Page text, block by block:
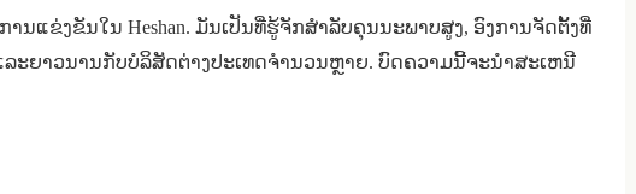
ການແຂ່ງຂັນໃນ Heshan. ມັນເປັນທີ່ຮູ້ຈັກສໍາລັບຄຸນນະພາບສູງ, ອົງການຈັດຕັ້ງທີ່
ຍາວ​ນານ​ກັບ​ບໍ​ລິ​ສັດ​ຕ່າງ​ປະ​ເທດ​ຈໍາ​ນວນ​ຫຼາຍ​. ບົດ​ຄວາມ​ນີ້​ຈະ​ນໍາ​ສະ​ເຫນີ​